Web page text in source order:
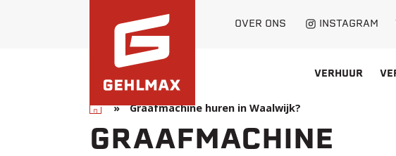
OVER ONS INSTAGRAM
VERHUUR
Home
» Graafmachine huren in Waalwijk?
GRAAFMACHINE